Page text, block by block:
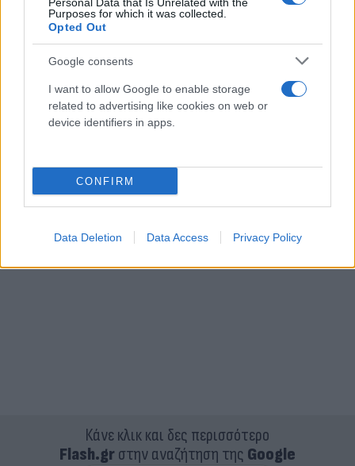
Purposes for which it was collected.
Opted Out
Google consents
I want to allow Google to enable storage
related to advertising like cookies on web or
device identifiers in apps.
CONFIRM
Data Deletion Data Access Privacy Policy
Κάνε κλικ και δες περισσότερο
Flash.grστην αναζήτηση της Google